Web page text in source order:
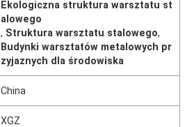
Ekologiczna struktura warsztatu st
alowego
, Struktura warsztatu stalowego,
Budynki warsztatów metalowych pr
zyjaznych dla środowiska
China
XGZ